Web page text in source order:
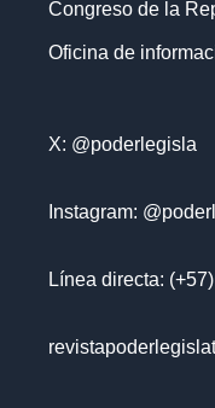
Congreso de la
Oficina de
X: @poderlegisla
Instagram:
Línea directa: